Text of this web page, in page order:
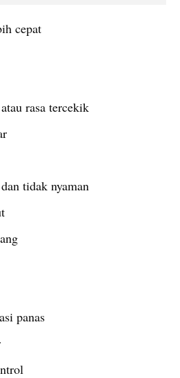
cepat
rasa tercekik
tidak nyaman
panas